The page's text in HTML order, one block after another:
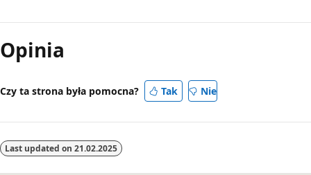
Opinia
Czy ta strona była pomocna? Tak Nie
Last updated on 21.02.2025